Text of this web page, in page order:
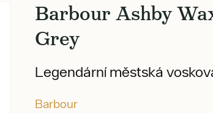
Barbour Ashby
Grey
Legendární městská
Barbour